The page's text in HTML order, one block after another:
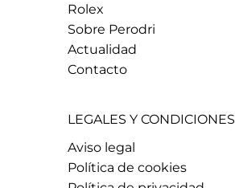
Rolex
Sobre Perodri
Actualidad
Contacto
LEGALES Y CONDICIONES
Aviso legal
Política de cookies